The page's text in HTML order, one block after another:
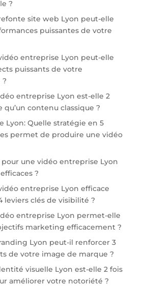
?
site web Lyon peut-elle
puissantes de votre
entreprise Lyon peut-elle
puissants de votre
entreprise Lyon est-elle 2
qu’un contenu classique ?
Lyon: Quelle stratégie en 5
permet de produire une vidéo
pour une vidéo entreprise Lyon
?
entreprise Lyon efficace
leviers clés de visibilité ?
entreprise Lyon permet-elle
marketing efficacement ?
Lyon peut-il renforcer 3
de votre image de marque ?
visuelle Lyon est-elle 2 fois
améliorer votre notoriété ?